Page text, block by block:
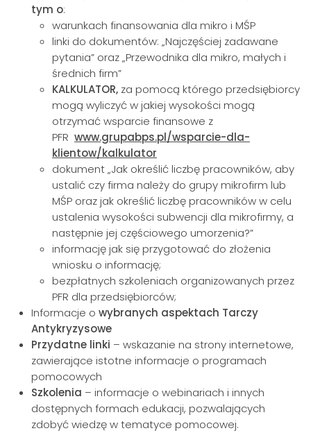
tym o:
warunkach finansowania dla mikro i MŚP
linki do dokumentów: „Najczęściej zadawane
pytania” oraz „Przewodnika dla mikro, małych i
średnich firm”
KALKULATOR, za pomocą którego przedsiębiorcy
mogą wyliczyć w jakiej wysokości mogą
otrzymać wsparcie finansowe z
PFR www.grupabps.pl/wsparcie-dla-
klientow/kalkulator
dokument „Jak określić liczbę pracowników, aby
ustalić czy firma należy do grupy mikrofirm lub
MŚP oraz jak określić liczbę pracowników w celu
ustalenia wysokości subwencji dla mikrofirmy, a
następnie jej częściowego umorzenia?”
informację jak się przygotować do złożenia
wniosku o informację;
bezpłatnych szkoleniach organizowanych przez
PFR dla przedsiębiorców;
Informacje o wybranych aspektach Tarczy
Antykryzysowe
Przydatne linki – wskazanie na strony internetowe,
zawierające istotne informacje o programach
pomocowych
Szkolenia – informacje o webinariach i innych
dostępnych formach edukacji, pozwalających
zdobyć wiedzę w tematyce pomocowej.